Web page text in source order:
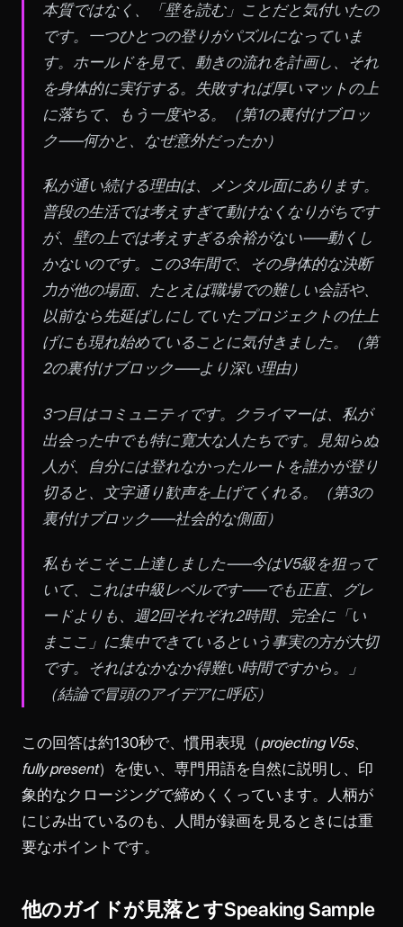
本質ではなく、「壁を読む」ことだと気付いたの
です。一つひとつの登りがパズルになっていま
す。ホールドを見て、動きの流れを計画し、それ
を身体的に実行する。失敗すれば厚いマットの上
に落ちて、もう一度やる。
（第1の裏付けブロッ
ク——何かと、なぜ意外だったか）
私が通い続ける理由は、メンタル面にあります。
普段の生活では考えすぎて動けなくなりがちです
が、壁の上では考えすぎる余裕がない——動くし
かないのです。この3年間で、その身体的な決断
力が他の場面、たとえば職場での難しい会話や、
以前なら先延ばしにしていたプロジェクトの仕上
げにも現れ始めていることに気付きました。
（第
2の裏付けブロック——より深い理由）
3つ目はコミュニティです。クライマーは、私が
出会った中でも特に寛大な人たちです。見知らぬ
人が、自分には登れなかったルートを誰かが登り
切ると、文字通り歓声を上げてくれる。
（第3の
裏付けブロック——社会的な側面）
私もそこそこ上達しました——今はV5級を狙って
いて、これは中級レベルです——でも正直、グレ
ードよりも、週2回それぞれ2時間、完全に「い
まここ」に集中できているという事実の方が大切
です。それはなかなか得難い時間ですから。」
（結論で冒頭のアイデアに呼応）
この回答は約130秒で、慣用表現（projecting V5s、
fully present）を使い、専門用語を自然に説明し、印
象的なクロージングで締めくくっています。人柄が
にじみ出ているのも、人間が録画を見るときには重
要なポイントです。
他のガイドが見落とすSpeaking Sample